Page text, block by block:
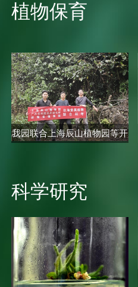
植物保育
我园联合上海辰山植物园等开
科学研究